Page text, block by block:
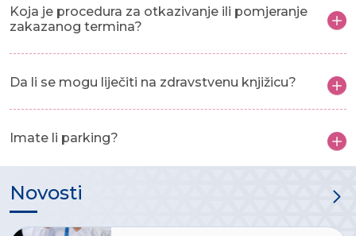
Koja je procedura za otkazivanje ili pomjeranje
zakazanog termina?
Da li se mogu liječiti na zdravstvenu knjižicu?
Imate li parking?
Novosti